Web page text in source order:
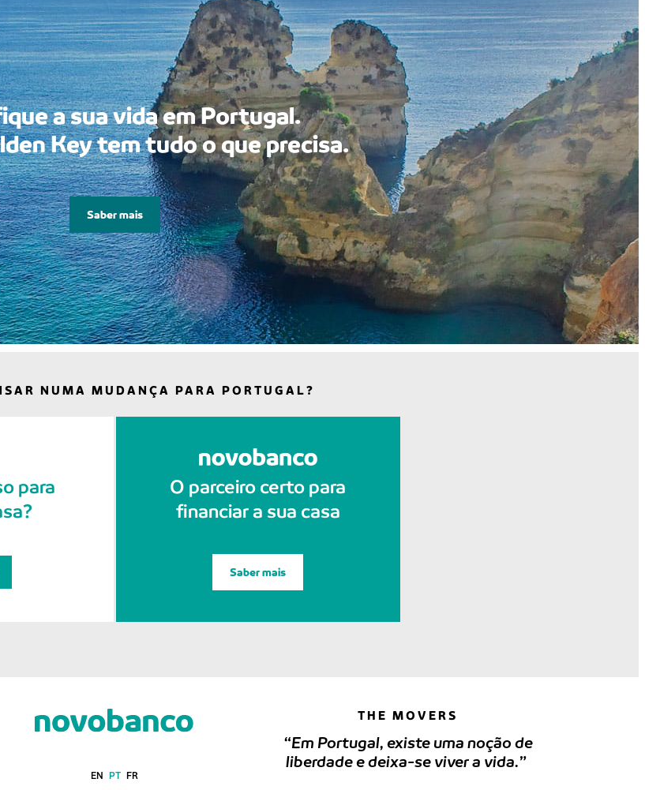
a sua vida em Portugal.
Key tem tudo o que precisa.
Saber mais
NUMA MUDANÇA PARA PORTUGAL?
para
O parceiro certo para
financiar a sua casa
Saber mais
EN PT FR
THE MOVERS
“Em Portugal, existe uma noção de
liberdade e deixa-se viver a vida.”